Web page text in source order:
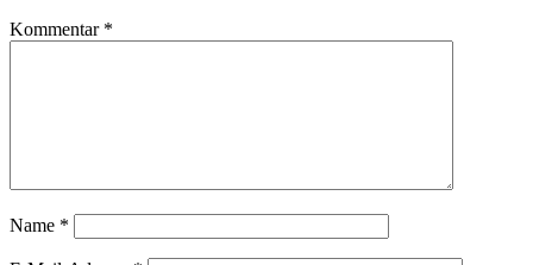
Kommentar *
Name *